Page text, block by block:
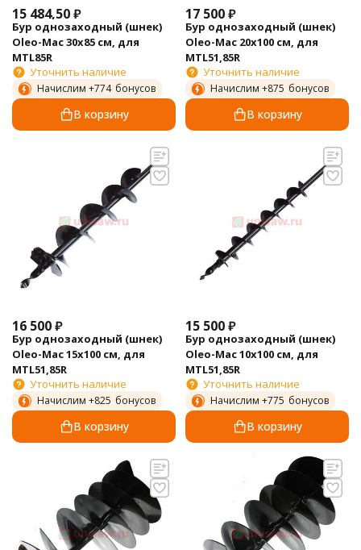
15 484,50₽
Бур однозаходный (шнек)
Oleo-Mac 30х85 см, для
MTL85R
Уточнить наличие
Начислим +774 бонусов
В корзину
17 500₽
Бур однозаходный (шнек)
Oleo-Mac 20х100 см, для
MTL51,85R
Уточнить наличие
Начислим +875 бонусов
В корзину
16 500₽
Бур однозаходный (шнек)
Oleo-Mac 15х100 см, для
MTL51,85R
Уточнить наличие
Начислим +825 бонусов
В корзину
15 500₽
Бур однозаходный (шнек)
Oleo-Mac 10х100 см, для
MTL51,85R
Уточнить наличие
Начислим +775 бонусов
В корзину